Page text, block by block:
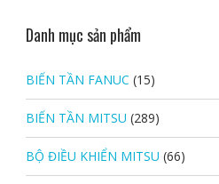
Danh mục sản phẩm
BIẾN TẦN FANUC (15)
BIẾN TẦN MITSU (289)
BỘ ĐIỀU KHIỂN MITSU (66)